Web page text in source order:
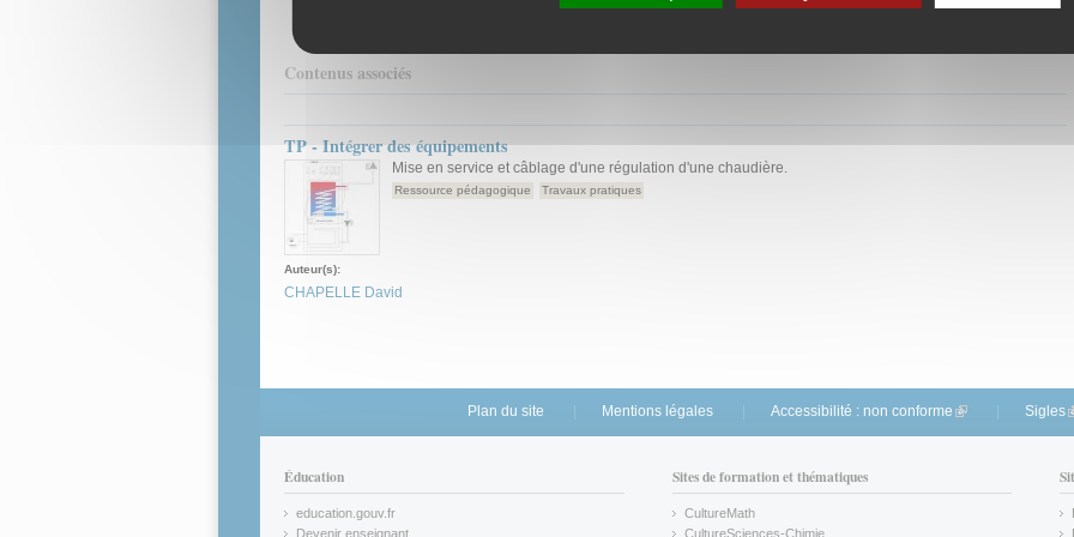
Contenus associés
TP - Intégrer des équipements
Mise en service et câblage d'une régulation d'une chaudière.
Ressource pédagogique Travaux pratiques
Auteur(s):
CHAPELLE David
Plan du site Mentions légales Accessibilité : non conforme (link is external)
Sigles
Éducation
education.gouv.fr
(link is external)
Devenir enseignant
Sites de formation et thématiques
CultureMath
(link is external)
CultureSciences-Chimie